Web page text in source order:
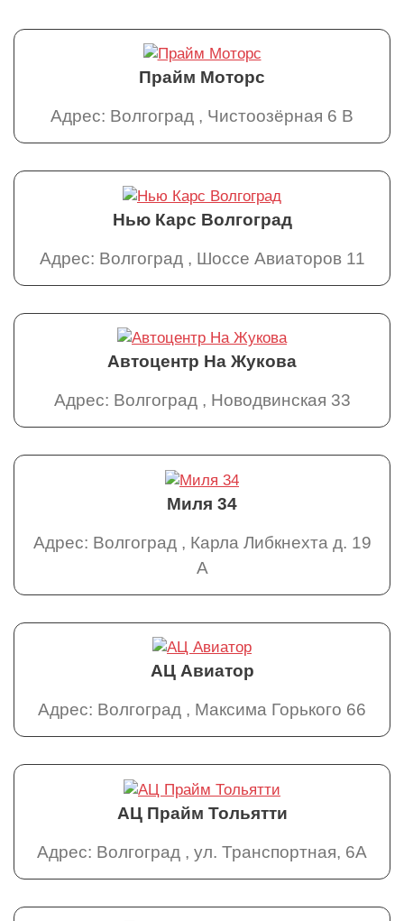
Прайм Моторс
Адрес: Волгоград , Чистоозёрная 6 В
Нью Карс Волгоград
Адрес: Волгоград , Шоссе Авиаторов 11
Автоцентр На Жукова
Адрес: Волгоград , Новодвинская 33
Миля 34
Адрес: Волгоград , Карла Либкнехта д. 19
А
АЦ Авиатор
Адрес: Волгоград , Максима Горького 66
АЦ Прайм Тольятти
Адрес: Волгоград , ул. Транспортная, 6А